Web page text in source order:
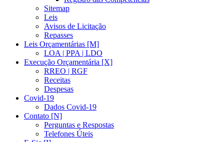
Sitemap
Leis
Avisos de Licitação
Repasses
Leis Orçamentárias [M]
LOA | PPA | LDO
Execução Orçamentária [X]
RREO | RGF
Receitas
Despesas
Covid-19
Dados Covid-19
Contato [N]
Perguntas e Respostas
Telefones Úteis